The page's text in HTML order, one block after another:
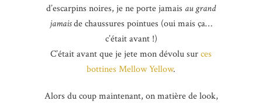
d’escarpins noires, je ne porte jamais au grand
jamaisde chaussures pointues (oui mais ça…
c’était avant !)
C’était avant que je jete mon dévolu surces
bottines Mellow Yellow.
Alors du coup maintenant, on matière de look,